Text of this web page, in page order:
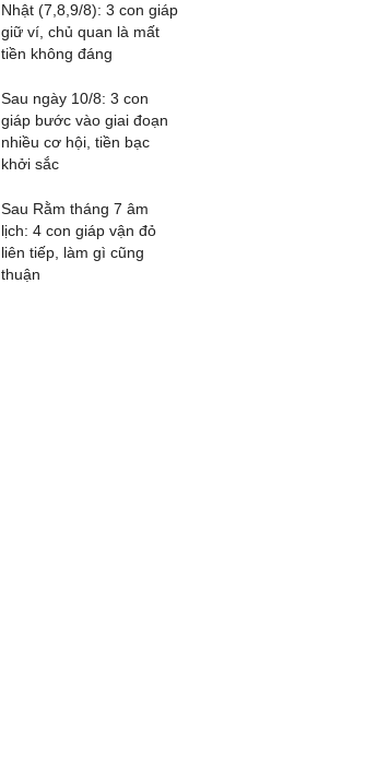
Nhật (7,8,9/8): 3 con giáp
giữ ví, chủ quan là mất
tiền không đáng
Sau ngày 10/8: 3 con
giáp bước vào giai đoạn
nhiều cơ hội, tiền bạc
khởi sắc
Sau Rằm tháng 7 âm
lịch: 4 con giáp vận đỏ
liên tiếp, làm gì cũng
thuận